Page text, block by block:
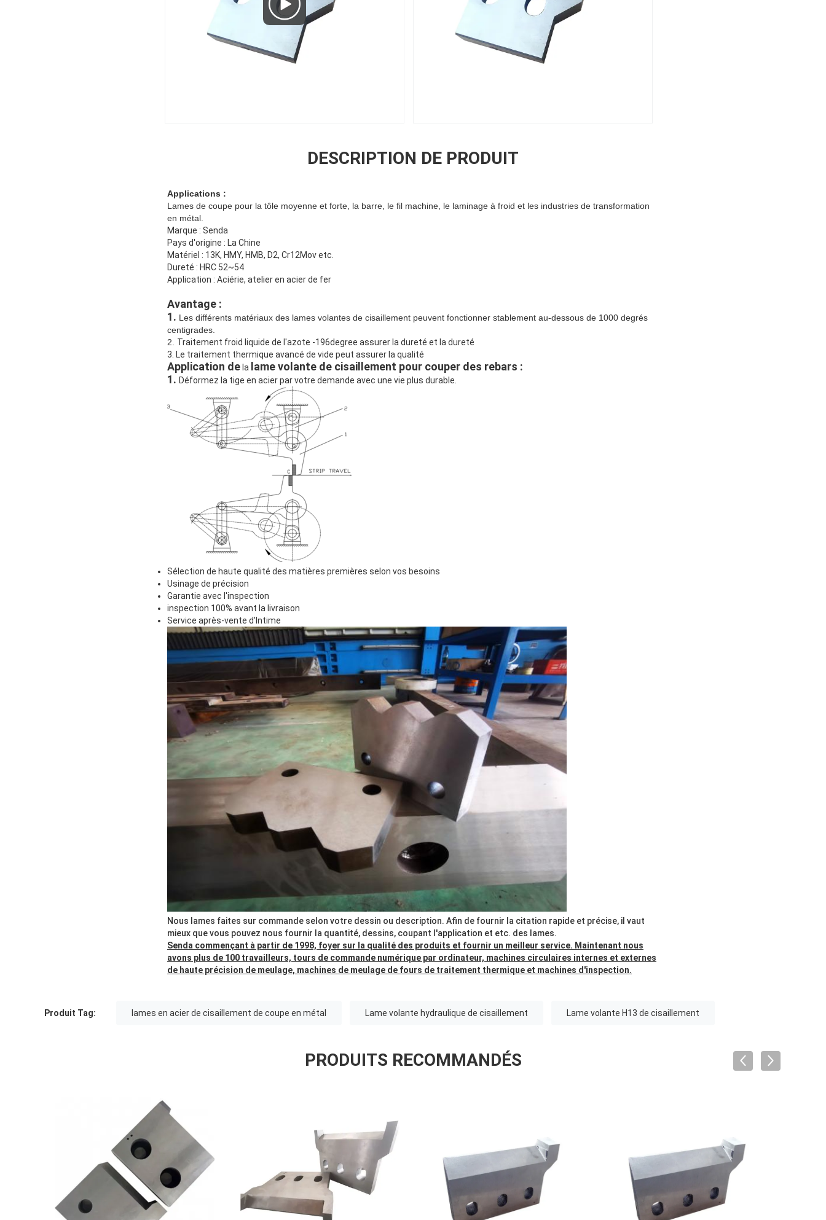
DESCRIPTION DE PRODUIT
Applications :
Lames de coupe pour la tôle moyenne et forte, la barre, le fil machine, le laminage à froid et les industries de transformation
en métal.
Marque : Senda
Pays d'origine : La Chine
Matériel : 13K, HMY, HMB, D2, Cr12Mov etc.
Dureté : HRC 52~54
Application : Aciérie, atelier en acier de fer
Avantage :
1. Les différents matériaux des lames volantes de cisaillement peuvent fonctionner stablement au-dessous de 1000 degrés
centigrades.
2. Traitement froid liquide de l'azote -196degree assurer la dureté et la dureté
3. Le traitement thermique avancé de vide peut assurer la qualité
Application de la lame volante de cisaillement pour couper des rebars :
1. Déformez la tige en acier par votre demande avec une vie plus durable.
Sélection de haute qualité des matières premières selon vos besoins
Usinage de précision
Garantie avec l'inspection
inspection 100% avant la livraison
Service après-vente d'Intime
Nous lames faites sur commande selon votre dessin ou description. Afin de fournir la citation rapide et précise, il vaut
mieux que vous pouvez nous fournir la quantité, dessins, coupant l'application et etc. des lames.
Senda commençant à partir de 1998, foyer sur la qualité des produits et fournir un meilleur service. Maintenant nous
avons plus de 100 travailleurs, tours de commande numérique par ordinateur, machines circulaires internes et externes
de haute précision de meulage, machines de meulage de fours de traitement thermique et machines d'inspection.
Produit Tag: lames en acier de cisaillement de coupe en métal Lame volante hydraulique de cisaillement Lame volante H13 de cisaillement
PRODUITS RECOMMANDÉS